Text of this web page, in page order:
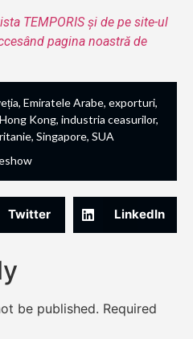
TEMPORIS și de pe site-ul
pagina noastră de
, Emiratele Arabe, exporturi,
Hong Kong, industria ceasurilor,
, Singapore, SUA
Twitter LinkedIn
be published. Required